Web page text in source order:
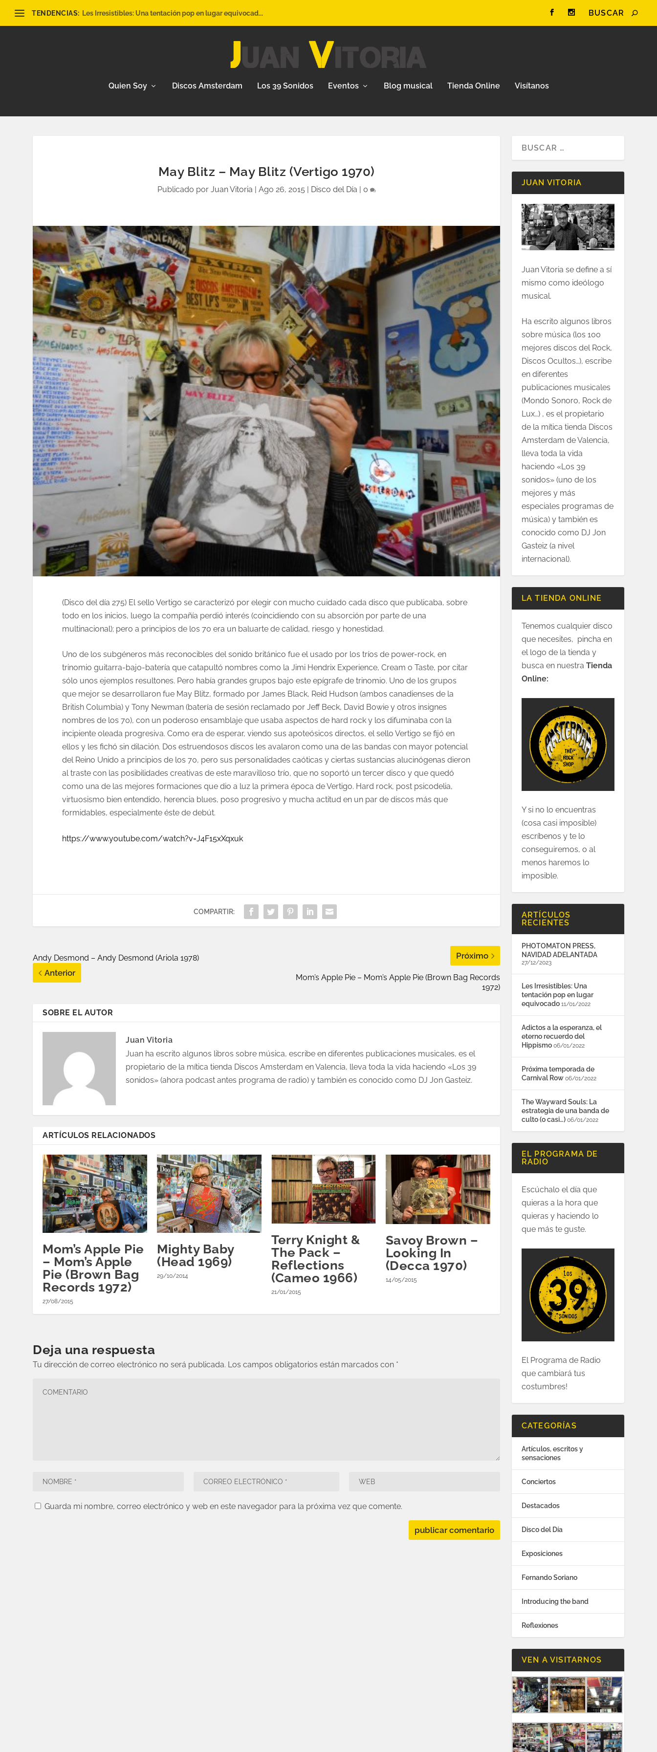
TENDENCIAS: Les Irresistibles: Una tentación pop en lugar equivocad...
Quien Soy Discos Amsterdam Los 39 Sonidos Eventos Blog musical Tienda Online Visítanos
May Blitz ‎– May Blitz (Vertigo 1970)
Publicado por Juan Vitoria | Ago 26, 2015 | Disco del Día | 0
(Disco del día 275) El sello Vertigo se caracterizó por elegir con mucho cuidado cada disco que publicaba, sobre
todo en los inicios, luego la compañía perdió interés (coincidiendo con su absorción por parte de una
multinacional); pero a principios de los 70 era un baluarte de calidad, riesgo y honestidad.
Uno de los subgéneros más reconocibles del sonido británico fue el usado por los tríos de power-rock, en
trinomio guitarra-bajo-batería que catapultó nombres como la Jimi Hendrix Experience, Cream o Taste, por citar
sólo unos ejemplos resultones. Pero había grandes grupos bajo este epígrafe de trinomio. Uno de los grupos
que mejor se desarrollaron fue May Blitz, formado por James Black, Reid Hudson (ambos canadienses de la
British Columbia) y Tony Newman (batería de sesión reclamado por Jeff Beck, David Bowie y otros insignes
nombres de los 70), con un poderoso ensamblaje que usaba aspectos de hard rock y los difuminaba con la
incipiente oleada progresiva. Como era de esperar, viendo sus apoteósicos directos, el sello Vertigo se fijó en
ellos y les fichó sin dilación. Dos estruendosos discos les avalaron como una de las bandas con mayor potencial
del Reino Unido a principios de los 70, pero sus personalidades caóticas y ciertas sustancias alucinógenas dieron
al traste con las posibilidades creativas de este maravilloso trío, que no soportó un tercer disco y que quedó
como una de las mejores formaciones que dio a luz la primera época de Vertigo. Hard rock, post psicodelia,
virtuosismo bien entendido, herencia blues, poso progresivo y mucha actitud en un par de discos más que
formidables, especialmente éste de debút.
https://www.youtube.com/watch?v=J4F15xXqxuk
COMPARTIR:
Andy Desmond ‎– Andy Desmond (Ariola 1978)
Anterior
Próximo
Mom’s Apple Pie ‎– Mom’s Apple Pie (Brown Bag Records
1972)
SOBRE EL AUTOR
Juan Vitoria
Juan ha escrito algunos libros sobre música, escribe en diferentes publicaciones musicales, es el
propietario de la mítica tienda Discos Amsterdam en Valencia, lleva toda la vida haciendo «Los 39
sonidos» (ahora podcast antes programa de radio) y también es conocido como DJ Jon Gasteiz.
ARTÍCULOS RELACIONADOS
Mom’s Apple Pie
‎– Mom’s Apple
Pie (Brown Bag
Records 1972)
27/08/2015
Mighty Baby
(Head 1969)
29/10/2014
Terry Knight &
The Pack –
Reflections
(Cameo 1966)
21/01/2015
Savoy Brown ‎–
Looking In
(Decca 1970)
14/05/2015
Deja una respuesta
Tu dirección de correo electrónico no será publicada. Los campos obligatorios están marcados con *
Guarda mi nombre, correo electrónico y web en este navegador para la próxima vez que comente.
JUAN VITORIA
Juan Vitoria se define a sí
mismo como ideólogo
musical.
Ha escrito algunos libros
sobre música (los 100
mejores discos del Rock,
Discos Ocultos…), escribe
en diferentes
publicaciones musicales
(Mondo Sonoro, Rock de
Lux…) , es el propietario
de la mítica tienda Discos
Amsterdam de Valencia,
lleva toda la vida
haciendo «Los 39
sonidos» (uno de los
mejores y más
especiales programas de
música) y también es
conocido como DJ Jon
Gasteiz (a nivel
internacional).
LA TIENDA ONLINE
Tenemos cualquier disco
que necesites, pincha en
el logo de la tienda y
busca en nuestra Tienda
Online:
Y si no lo encuentras
(cosa casi imposible)
escríbenos y te lo
conseguiremos, o al
menos haremos lo
imposible.
ARTÍCULOS
RECIENTES
PHOTOMATON PRESS,
NAVIDAD ADELANTADA
27/12/2023
Les Irresistibles: Una
tentación pop en lugar
equivocado 11/01/2022
Adictos a la esperanza, el
eterno recuerdo del
Hippismo 06/01/2022
Próxima temporada de
Carnival Row 06/01/2022
The Wayward Souls: La
estrategia de una banda de
culto (o casi…) 06/01/2022
EL PROGRAMA DE
RADIO
Escúchalo el día que
quieras a la hora que
quieras y haciendo lo
que más te guste.
El Programa de Radio
que cambiará tus
costumbres!
CATEGORÍAS
Artículos, escritos y
sensaciones
Conciertos
Destacados
Disco del Día
Exposiciones
Fernando Soriano
Introducing the band
Reflexiones
VEN A VISITARNOS